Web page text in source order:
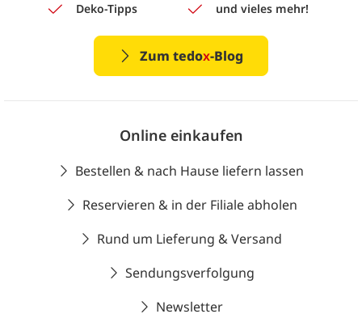
Deko-Tipps
und vieles mehr!
Zum tedox-Blog
Online einkaufen
Bestellen & nach Hause liefern lassen
Reservieren & in der Filiale abholen
Rund um Lieferung & Versand
Sendungsverfolgung
Newsletter